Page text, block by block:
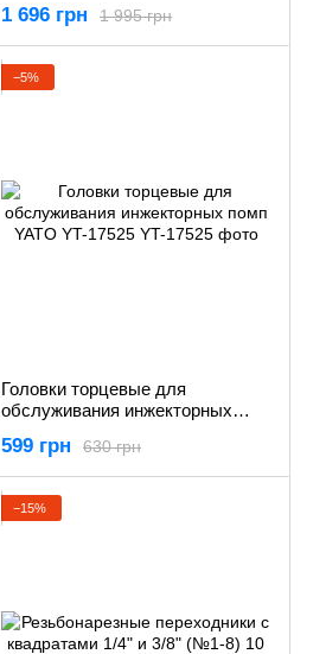
1 995 грн
1 696 грн
−5%
Головки торцевые для
обслуживания инжекторных
630 грн
599 грн
−15%